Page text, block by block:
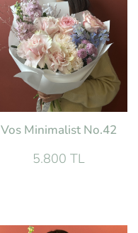
Vos Minimalist No.42
5.800 TL